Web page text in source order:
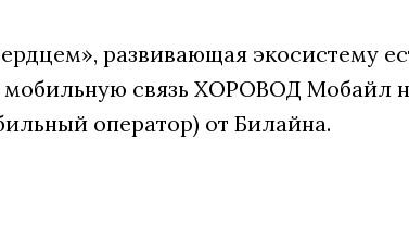
развивающая экосистему
связь ХОРОВОД Мобайл
оператор) от Билайна.